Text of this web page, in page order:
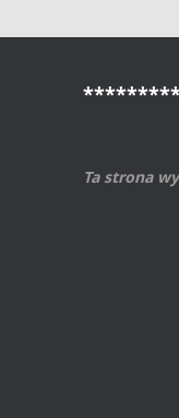
Ta strona